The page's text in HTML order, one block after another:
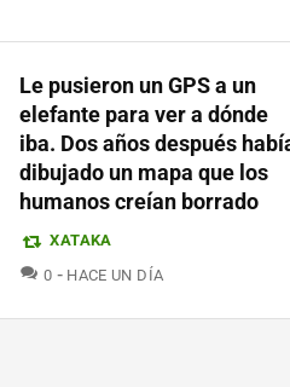
Le pusieron un GPS a un
elefante para ver a dónde
iba. Dos años después
dibujado un mapa que los
humanos creían borrado
XATAKA
0 COMENTARIOS
HACE UN DÍA